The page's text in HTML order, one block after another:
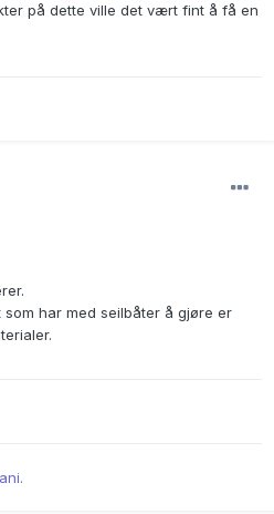
på dette ville det vært fint å få en
har med seilbåter å gjøre er